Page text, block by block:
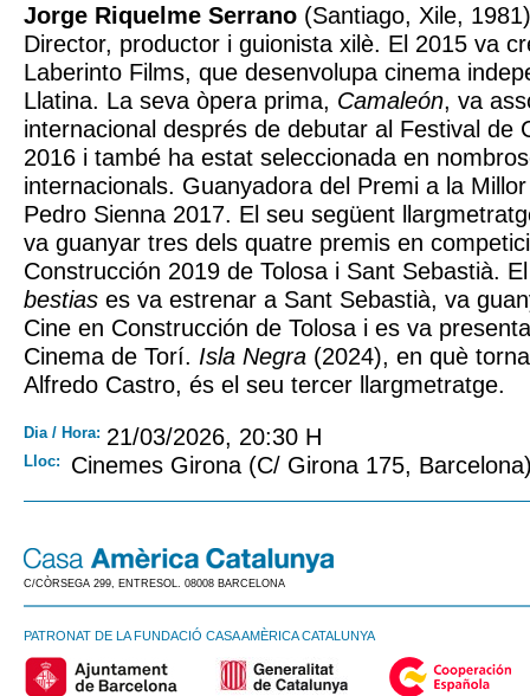
Jorge Riquelme Serrano (Santiago, Xile, 1981)
Director, productor i guionista xilè. El 2015 va
Laberinto Films, que desenvolupa cinema
Llatina. La seva òpera prima, Camaleón, va
internacional després de debutar al Festival de
2016 i també ha estat seleccionada en
internacionals. Guanyadora del Premi a la
Pedro Sienna 2017. El seu següent
va guanyar tres dels quatre premis en
Construcción 2019 de Tolosa i Sant Sebastià.
bestias es va estrenar a Sant Sebastià, va
Cine en Construcción de Tolosa i es va
Cinema de Torí. Isla Negra (2024), en què
Alfredo Castro, és el seu tercer llargmetratge.
Dia / Hora: 21/03/2026, 20:30 H
Lloc: Cinemes Girona (C/ Girona 175,
C/CÒRSEGA 299, ENTRESOL. 08008 BARCELONA
PATRONAT DE LA FUNDACIÓ CASA AMÈRICA CATALUNYA